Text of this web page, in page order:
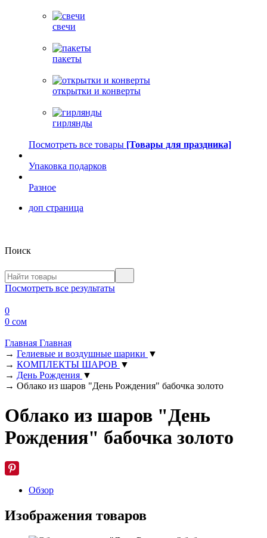
свечи
пакеты
открытки и конверты
гирлянды
Посмотреть все товары [Товары для праздника]
Упаковка подарков
Разное
доп страница
Поиск
Посмотреть все результаты
0
0 сом
Главная Главная
→ Гелиевые и воздушные шарики ▼
→ КОМПЛЕКТЫ ШАРОВ ▼
→ День Рождения ▼
→ Облако из шаров "День Рождения" бабочка золото
Облако из шаров "День
Рождения" бабочка золото
Обзор
Изображения товаров